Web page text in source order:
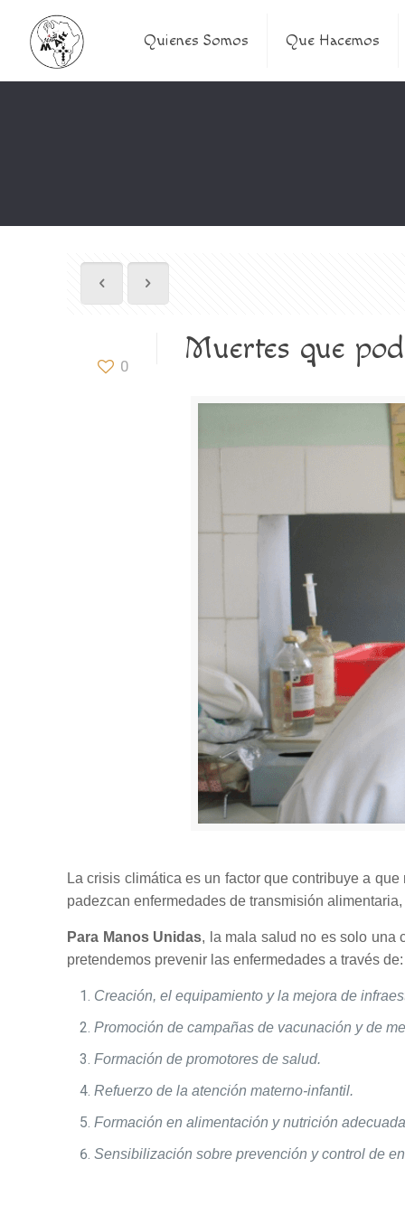
Quienes Somos Que Hacemos
0 Muertes que
La crisis climática es un factor que contribuye a
padezcan enfermedades de transmisión
Para Manos Unidas, la mala salud no es solo una
pretendemos prevenir las enfermedades a través de:
Creación, el equipamiento y la mejora de
Promoción de campañas de vacunación y de
Formación de promotores de salud.
Refuerzo de la atención materno-infantil.
Formación en alimentación y nutrición
Sensibilización sobre prevención y control de